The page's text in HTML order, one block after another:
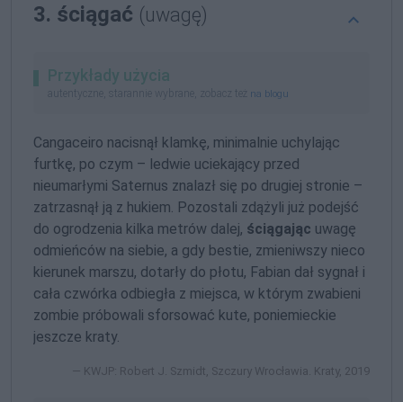
3. ściągać (uwagę)
Przykłady użycia
autentyczne, starannie wybrane, zobacz też na blogu
Cangaceiro nacisnął klamkę, minimalnie uchylając
furtkę, po czym – ledwie uciekający przed
nieumarłymi Saternus znalazł się po drugiej stronie –
zatrzasnął ją z hukiem. Pozostali zdążyli już podejść
do ogrodzenia kilka metrów dalej, ściągając uwagę
odmieńców na siebie, a gdy bestie, zmieniwszy nieco
kierunek marszu, dotarły do płotu, Fabian dał sygnał i
cała czwórka odbiegła z miejsca, w którym zwabieni
zombie próbowali sforsować kute, poniemieckie
jeszcze kraty.
KWJP: Robert J. Szmidt, Szczury Wrocławia. Kraty, 2019